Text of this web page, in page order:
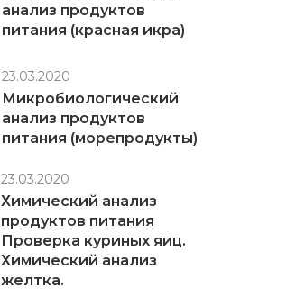
анализ продуктов
питания (красная икра)
23.03.2020
Микробиологический
анализ продуктов
питания (морепродукты)
23.03.2020
Химический анализ
продуктов питания
Проверка куриных яиц.
Химический анализ
желтка.